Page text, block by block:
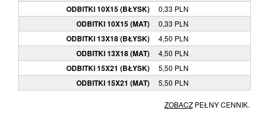
ODBITKI 10X15 (BŁYSK) 0,33 PLN
ODBITKI 10X15 (MAT) 0,33 PLN
ODBITKI 13X18 (BŁYSK) 4,50 PLN
ODBITKI 13X18 (MAT) 4,50 PLN
ODBITKI 15X21 (BŁYSK) 5,50 PLN
ODBITKI 15X21 (MAT) 5,50 PLN
ZOBACZPEŁNY CENNIK.